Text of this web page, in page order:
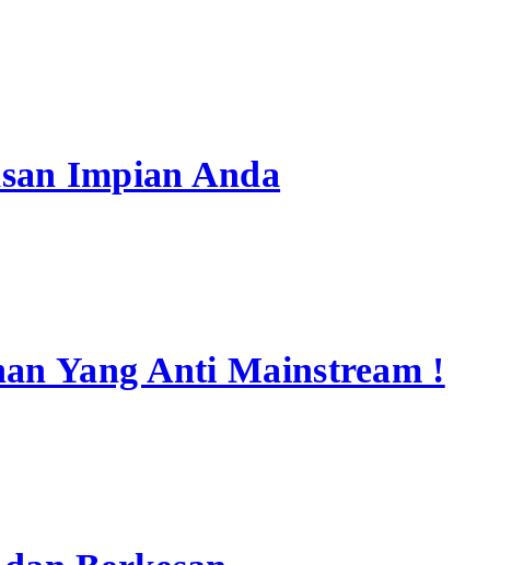
Impian Anda
Yang Anti Mainstream !